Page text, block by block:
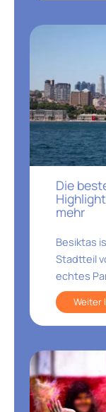
Die
mehr
Besiktas
Stadtteil
echtes
Weiter